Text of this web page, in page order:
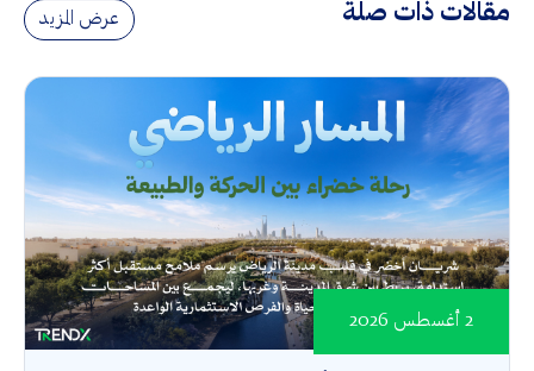
مقالات ذات صلة عرض المزيد
2 أغسطس 2026